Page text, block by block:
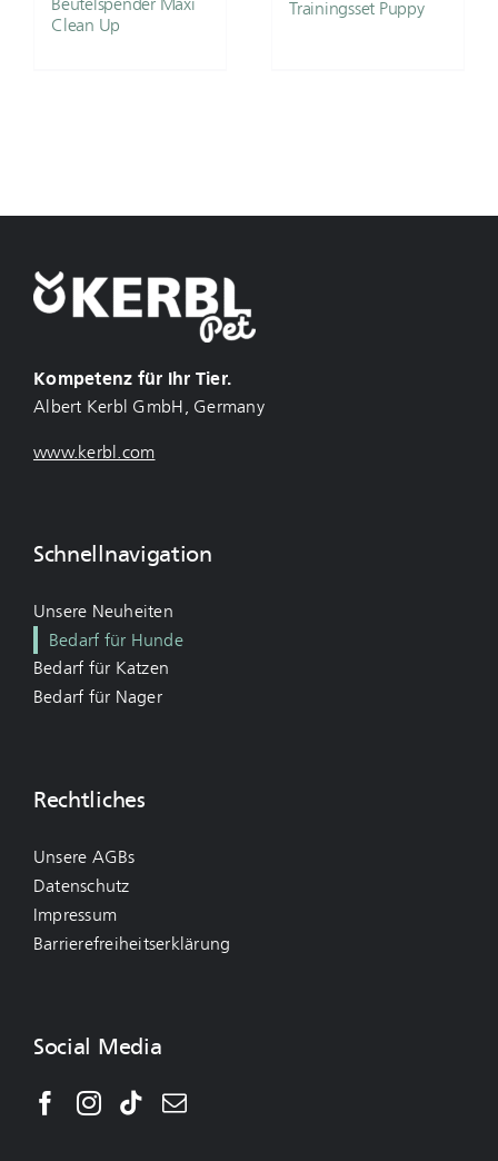
Clean Up
Trainingsset Puppy
Kompetenz für Ihr Tier.
Albert Kerbl GmbH, Germany
www.kerbl.com
Schnellnavigation
Unsere Neuheiten
Bedarf für Hunde
Bedarf für Katzen
Bedarf für Nager
Rechtliches
Unsere AGBs
Datenschutz
Impressum
Barrierefreiheitserklärung
Social Media